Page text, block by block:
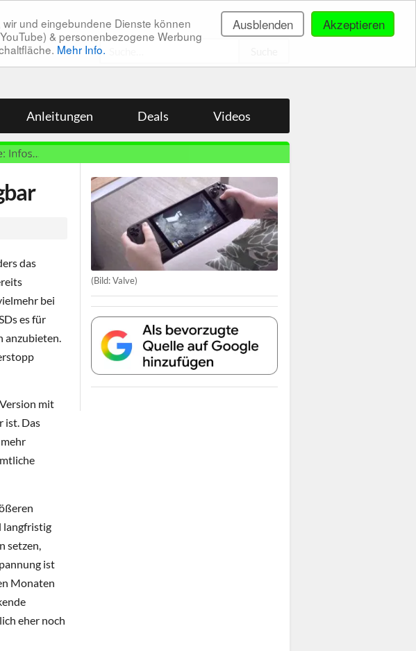
Akzeptieren
Ausblenden
und eingebundene Dienste können
& personenbezogene Werbung
Mehr Info.
Anleitungen Deals Videos
das
bei
es für
anzubieten.
mit
ist. Das
langfristig
setzen,
ist
Monaten
eher noch
(Bild: Valve)